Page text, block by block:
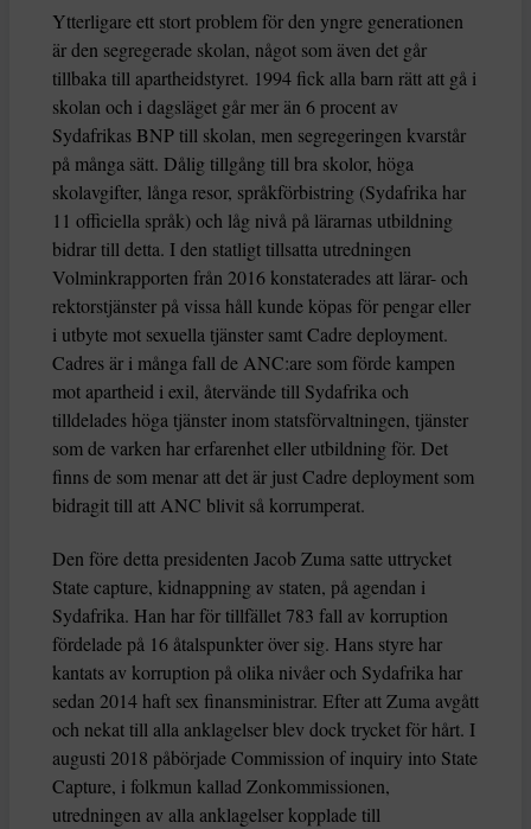
Ytterligare ett stort problem för den yngre generationen
är den segregerade skolan, något som även det går
tillbaka till apartheidstyret. 1994 fick alla barn rätt att gå i
skolan och i dagsläget går mer än 6 procent av
Sydafrikas BNP till skolan, men segregeringen kvarstår
på många sätt. Dålig tillgång till bra skolor, höga
skolavgifter, långa resor, språkförbistring (Sydafrika har
11 officiella språk) och låg nivå på lärarnas utbildning
bidrar till detta. I den statligt tillsatta utredningen
Volminkrapporten från 2016 konstaterades att lärar- och
rektorstjänster på vissa håll kunde köpas för pengar eller
i utbyte mot sexuella tjänster samt Cadre deployment.
Cadres är i många fall de ANC:are som förde kampen
mot apartheid i exil, återvände till Sydafrika och
tilldelades höga tjänster inom statsförvaltningen, tjänster
som de varken har erfarenhet eller utbildning för. Det
finns de som menar att det är just Cadre deployment som
bidragit till att ANC blivit så korrumperat.
Den före detta presidenten Jacob Zuma satte uttrycket
State capture, kidnappning av staten, på agendan i
Sydafrika. Han har för tillfället 783 fall av korruption
fördelade på 16 åtalspunkter över sig. Hans styre har
kantats av korruption på olika nivåer och Sydafrika har
sedan 2014 haft sex finansministrar. Efter att Zuma avgått
och nekat till alla anklagelser blev dock trycket för hårt. I
augusti 2018 påbörjade Commission of inquiry into State
Capture, i folkmun kallad Zonkommissionen,
utredningen av alla anklagelser kopplade till